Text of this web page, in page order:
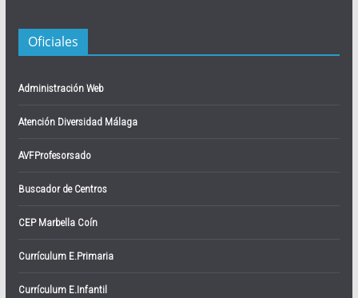
Oficiales
Administración Web
Atención Diversidad Málaga
AVFProfesorsado
Buscador de Centros
CEP Marbella Coín
Currículum E.Primaria
Currículum E.Infantil